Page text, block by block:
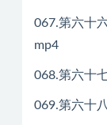
067.第六十
mp4
068.第六十
069.第六十